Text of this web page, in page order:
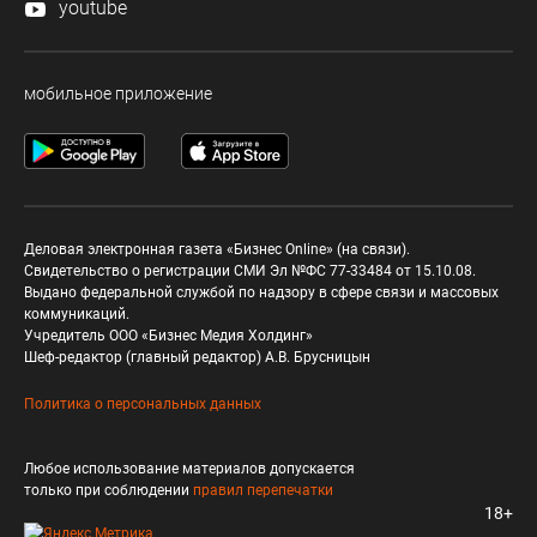
youtube
мобильное приложение
Деловая электронная газета «Бизнес Online» (на связи).
Свидетельство о регистрации СМИ Эл №ФС 77-33484 от 15.10.08.
Выдано федеральной службой по надзору в сфере связи и массовых
коммуникаций.
Учредитель ООО «Бизнес Медия Холдинг»
Шеф-редактор (главный редактор) А.В. Брусницын
Политика о персональных данных
Любое использование материалов допускается
только при соблюдении правил перепечатки
18+